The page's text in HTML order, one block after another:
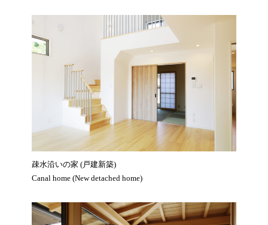
疎水沿いの家 (戸建新築)
Canal home (New detached home)